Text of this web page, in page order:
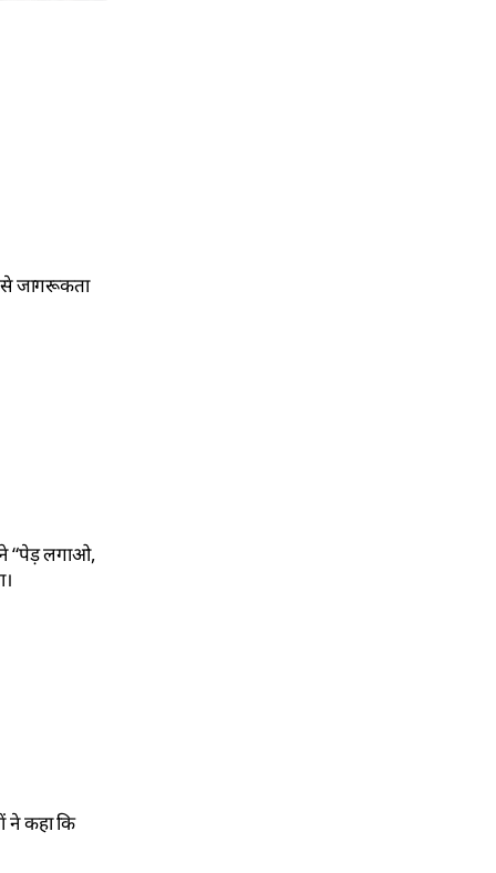
से जागरूकता
ने “पेड़ लगाओ,
ने कहा कि